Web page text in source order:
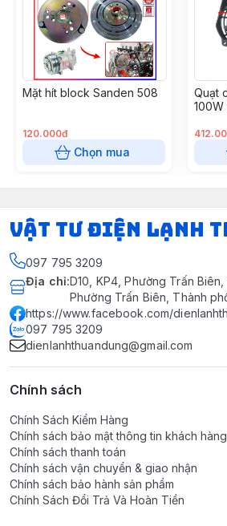
Mặt hít block Sanden 508
120.000đ
Chọn mua
Quạt
VẬT TƯ ĐIỆN LẠNH
097 795 3209
Địa chỉ:D10, KP4, Phường Trấn
Phường Trấn Biên, Thành
https://www.facebook.com/
097 795 3209
dienlanhthuandung@gmail.com
Chính sách
Chính Sách Kiểm Hàng
Chính sách bảo mật thông tin khách hàng
Chính sách thanh toán
Chính sách vận chuyển & giao nhận
Chính sách bảo hành sản phẩm
Chính Sách Đổi Trả Và Hoàn Tiền